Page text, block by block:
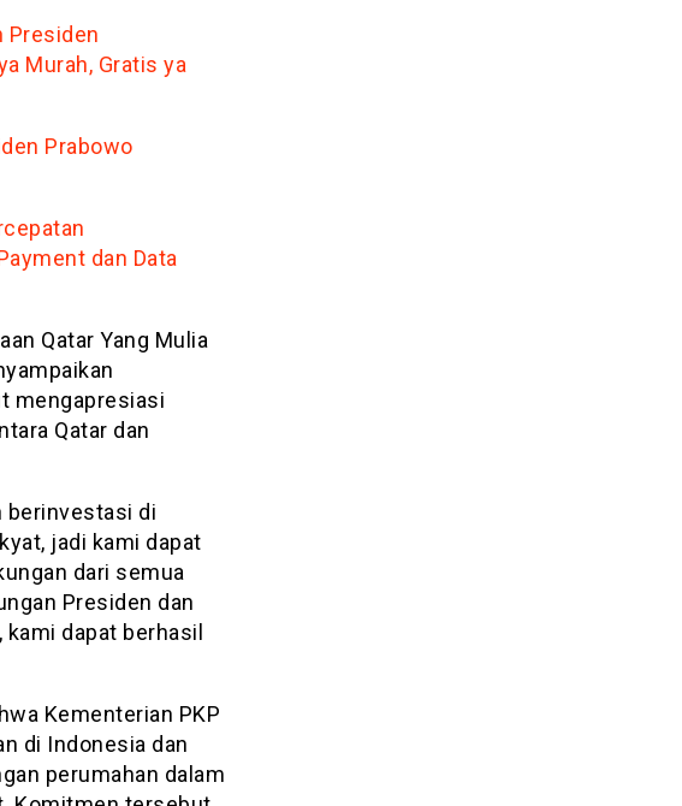
Presiden
Murah, Gratis ya
Prabowo
dan Data
Qatar Yang Mulia
mengapresiasi
Qatar dan
berinvestasi di
jadi kami dapat
dari semua
Presiden dan
dapat berhasil
Kementerian PKP
di Indonesia dan
perumahan dalam